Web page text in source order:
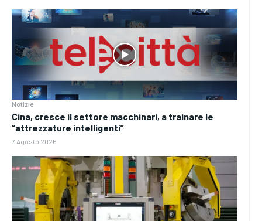
Notizie
Cina, cresce il settore macchinari, a trainare le
“attrezzature intelligenti”
7 Agosto 2026